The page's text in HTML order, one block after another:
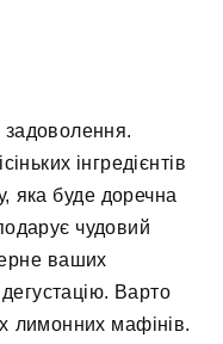
задоволення.
інгредієнтів
яка буде доречна
чудовий
ваших
Варто
лимонних мафінів.